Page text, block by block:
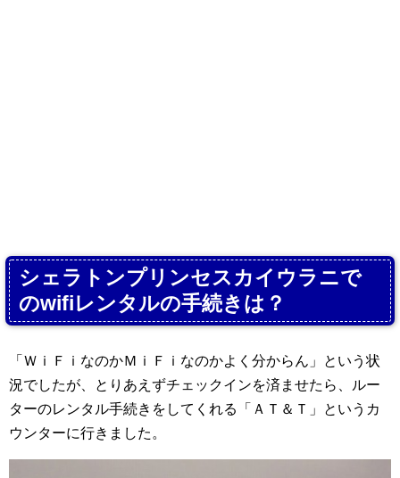
シェラトンプリンセスカイウラニで
のwifiレンタルの手続きは？
「ＷｉＦｉなのかＭｉＦｉなのかよく分からん」という状
況でしたが、とりあえずチェックインを済ませたら、ルー
ターのレンタル手続きをしてくれる「ＡＴ＆Ｔ」というカ
ウンターに行きました。